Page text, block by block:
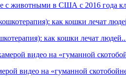
с животными в США с 2016 года
как кошки лечат
видео на «гуманной